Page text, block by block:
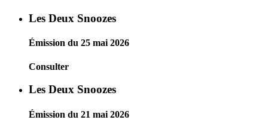
Les Deux Snoozes
Émission du 25 mai 2026
Consulter
Les Deux Snoozes
Émission du 21 mai 2026